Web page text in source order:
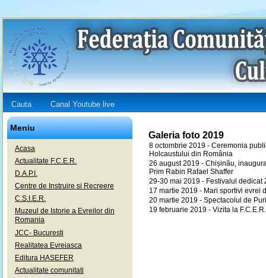
Cauta Canal Youtube live
Meniu
Acasa
Actualitate F.C.E.R.
D.A.P.I.
Centre de Instruire si Recreere
C.S.I.E.R.
Muzeul de Istorie a Evreilor din
Romania
JCC- Bucuresti
Realitatea Evreiasca
Editura HASEFER
Actualitate comunitati
Galeria foto 2019
8 octombrie 2019 - Ceremonia
Holcaustului din România
26 august 2019 - Chișinău,
Prim Rabin Rafael Shaffer
29-30 mai 2019 - Festivalul dedicat
17 martie 2019 - Mari sportivi evrei
20 martie 2019 - Spectacolul de
19 februarie 2019 - Vizita la